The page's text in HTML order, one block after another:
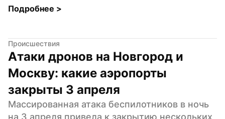
Подробнее >
Происшествия
Атаки дронов на Новгород и
Москву: какие аэропорты
закрыты 3 апреля
Массированная атака беспилотников в ночь
на 3 апреля привела к закрытию нескольких